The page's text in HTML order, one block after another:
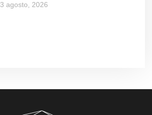
3 agosto, 2026